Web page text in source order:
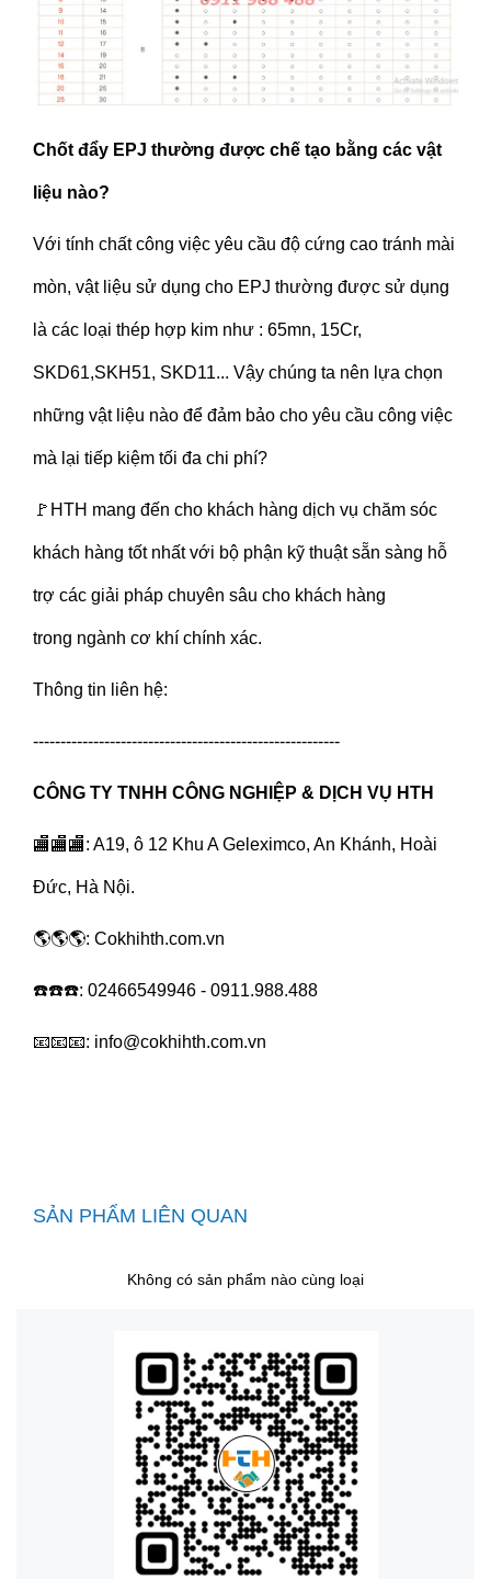
Chốt đẩy EPJ thường được chế tạo bằng các vật
liệu nào?
Với tính chất công việc yêu cầu độ cứng cao tránh mài
mòn, vật liệu sử dụng cho EPJ thường được sử dụng
là các loại thép hợp kim như : 65mn, 15Cr,
SKD61,SKH51, SKD11... Vậy chúng ta nên lựa chọn
những vật liệu nào để đảm bảo cho yêu cầu công việc
mà lại tiếp kiệm tối đa chi phí?
🚩HTH mang đến cho khách hàng dịch vụ chăm sóc
khách hàng tốt nhất với bộ phận kỹ thuật sẵn sàng hỗ
trợ các giải pháp chuyên sâu cho khách hàng
trong ngành cơ khí chính xác.
Thông tin liên hệ:
--------------------------------------------------------
CÔNG TY TNHH CÔNG NGHIỆP & DỊCH VỤ HTH
🏬🏬🏬: A19, ô 12 Khu A Geleximco, An Khánh, Hoài
Đức, Hà Nội.
🌎🌎🌎: Cokhihth.com.vn
☎️☎️☎️: 02466549946 - 0911.988.488
📧📧📧: info@cokhihth.com.vn
SẢN PHẨM LIÊN QUAN
Không có sản phẩm nào cùng loại